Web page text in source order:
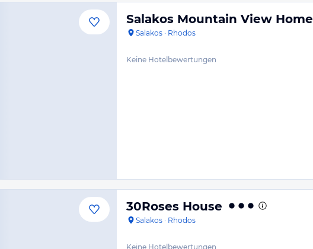
Salakos Mountain View Home
Salakos · Rhodos
Keine Hotelbewertungen
30Roses House
Salakos · Rhodos
Keine Hotelbewertungen